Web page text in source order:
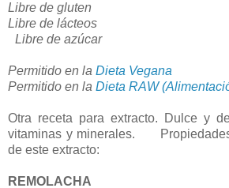
Libre de gluten
Libre de lácteos
Libre de azúcar
Permitido en la Dieta Vegana
Permitido en la Dieta RAW
Otra receta para extracto. Dulce y
vitaminas y minerales.
de este extracto:
REMOLACHA